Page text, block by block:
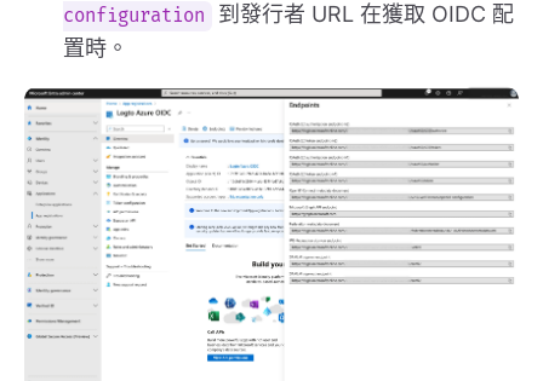
configuration
到發行者 URL 在獲取 OIDC 配
置時。